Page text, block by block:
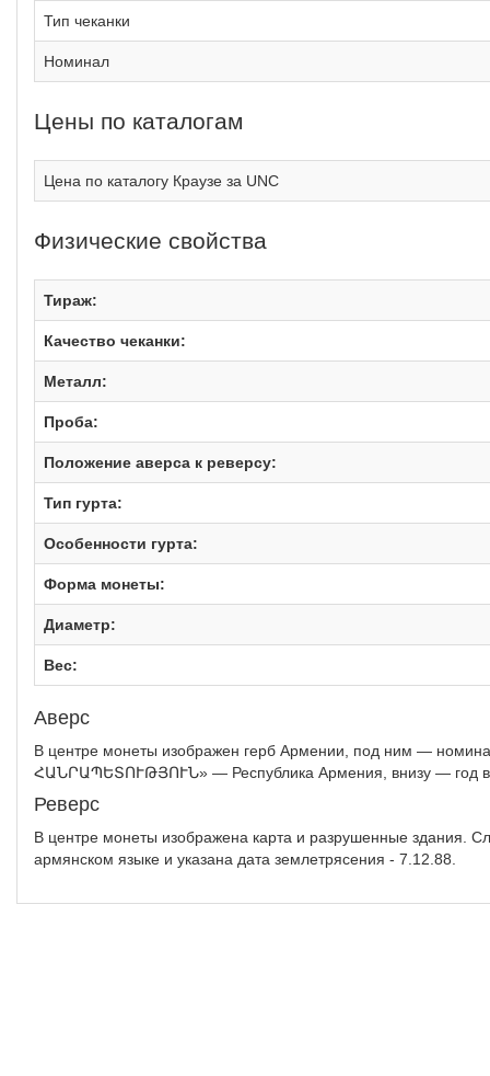
Тип чеканки
Номинал
Цены по каталогам
Цена по каталогу Краузе за UNC
Физические свойства
Тираж:
Качество чеканки:
Металл:
Проба:
Положение аверса к реверсу:
Тип гурта:
Особенности гурта:
Форма монеты:
Диаметр:
Вес:
Аверс
В центре монеты изображен герб Армении, под ним —
ՀԱՆՐԱՊԵՏՈՒԹՅՈՒՆ» — Республика Армения, внизу — год
Реверс
В центре монеты изображена карта и разрушенные здания.
армянском языке и указана дата землетрясения - 7.12.88.